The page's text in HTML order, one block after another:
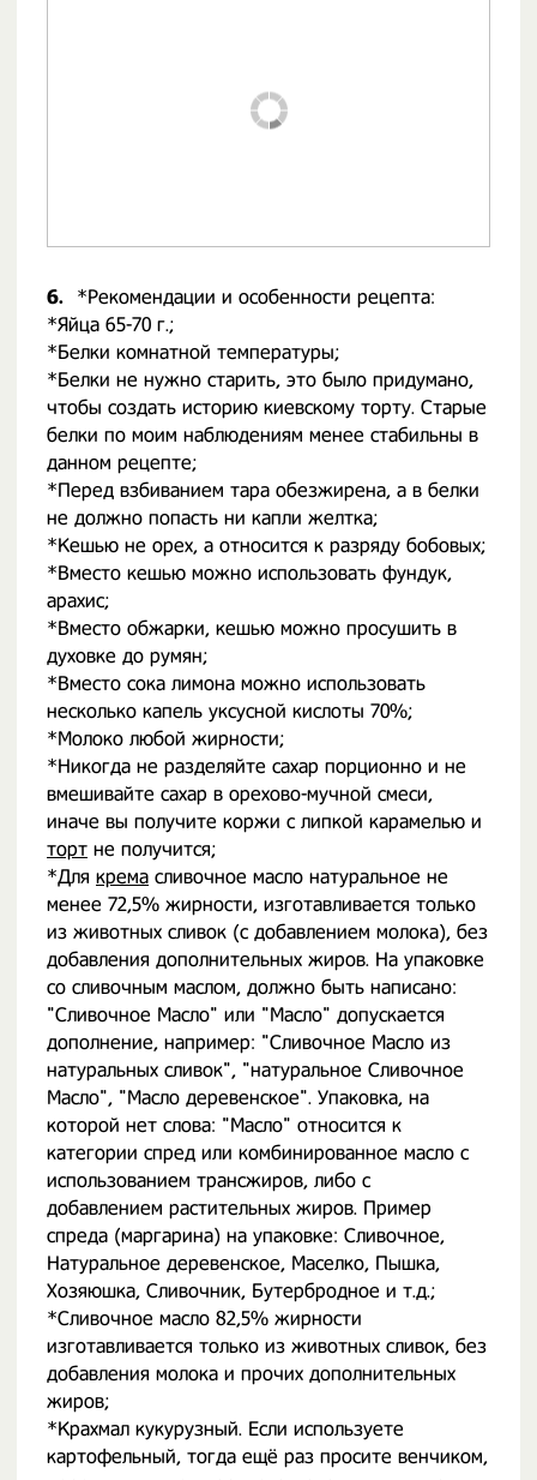
6.
*Рекомендации и особенности рецепта:
*Яйца 65-70 г.;
*Белки комнатной температуры;
*Белки не нужно старить, это было придумано,
чтобы создать историю киевскому торту. Старые
белки по моим наблюдениям менее стабильны в
данном рецепте;
*Перед взбиванием тара обезжирена, а в белки
не должно попасть ни капли желтка;
*Кешью не орех, а относится к разряду бобовых;
*Вместо кешью можно использовать фундук,
арахис;
*Вместо обжарки, кешью можно просушить в
духовке до румян;
*Вместо сока лимона можно использовать
несколько капель уксусной кислоты 70%;
*Молоко любой жирности;
*Никогда не разделяйте сахар порционно и не
вмешивайте сахар в орехово-мучной смеси,
иначе вы получите коржи с липкой карамелью и
торт не получится;
*Для крема сливочное масло натуральное не
менее 72,5% жирности, изготавливается только
из животных сливок (с добавлением молока), без
добавления дополнительных жиров. На упаковке
со сливочным маслом, должно быть написано:
"Сливочное Масло" или "Масло" допускается
дополнение, например: "Сливочное Масло из
натуральных сливок", "натуральное Сливочное
Масло", "Масло деревенское". Упаковка, на
которой нет слова: "Масло" относится к
категории спред или комбинированное масло с
использованием трансжиров, либо с
добавлением растительных жиров. Пример
спреда (маргарина) на упаковке: Сливочное,
Натуральное деревенское, Маселко, Пышка,
Хозяюшка, Сливочник, Бутербродное и т.д.;
*Сливочное масло 82,5% жирности
изготавливается только из животных сливок, без
добавления молока и прочих дополнительных
жиров;
*Крахмал кукурузный. Если используете
картофельный, тогда ещё раз просите венчиком,